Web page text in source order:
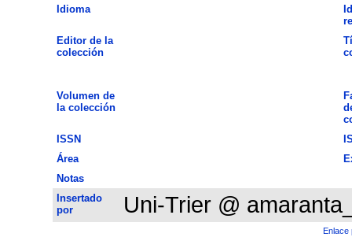
Idioma
Editor de la
colección
Volumen de
la colección
ISSN
Área
Notas
Insertado
por
Uni-Trier @
Enlace